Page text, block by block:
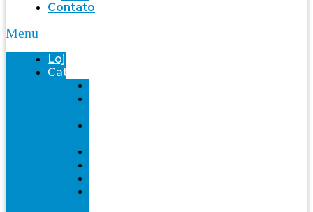
Contato
Menu
Loja
Categorias